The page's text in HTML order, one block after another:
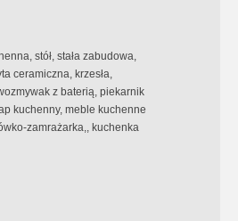
stół, stała zabudowa,
ceramiczna, krzesła,
z baterią, piekarnik
kuchenny, meble kuchenne
zamrażarka,, kuchenka